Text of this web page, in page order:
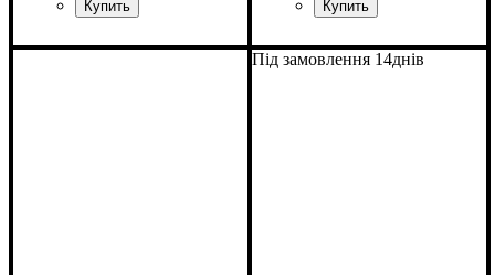
Під замовлення 14днів